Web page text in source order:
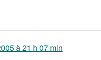
à 21 h 07 min